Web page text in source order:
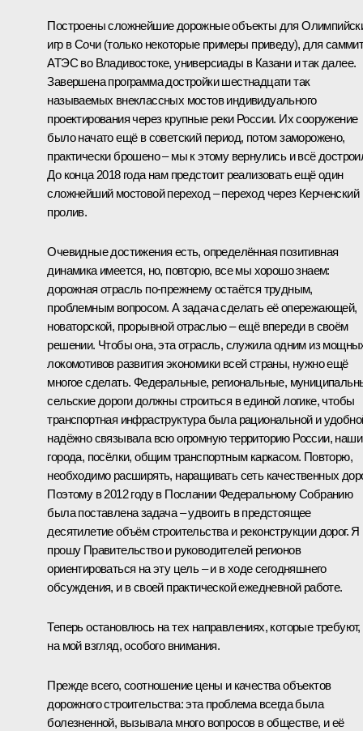
Построены сложнейшие дорожные объекты для
игр в Сочи (только некоторые примеры приведу), для
АТЭС во Владивостоке, универсиады в Казани и так далее.
Завершена программа достройки шестнадцати так
называемых внеклассных мостов индивидуального
проектирования через крупные реки России. Их сооружение
было начато ещё в советский период, потом заморожено,
практически брошено – мы к этому вернулись и всё
До конца 2018 года нам предстоит реализовать ещё один
сложнейший мостовой переход – переход через Керченский
пролив.
Очевидные достижения есть, определённая позитивная
динамика имеется, но, повторю, все мы хорошо знаем:
дорожная отрасль по‑прежнему остаётся трудным,
проблемным вопросом. А задача сделать её опережающей,
новаторской, прорывной отраслью – ещё впереди в своём
решении. Чтобы она, эта отрасль, служила одним из
локомотивов развития экономики всей страны, нужно ещё
многое сделать. Федеральные, региональные,
сельские дороги должны строиться в единой логике, чтобы
транспортная инфраструктура была рациональной и
надёжно связывала всю огромную территорию России, наши
города, посёлки, общим транспортным каркасом. Повторю,
необходимо расширять, наращивать сеть качественных
Поэтому в 2012 году в Послании Федеральному Собранию
была поставлена задача – удвоить в предстоящее
десятилетие объём строительства и реконструкции дорог. Я
прошу Правительство и руководителей регионов
ориентироваться на эту цель – и в ходе сегодняшнего
обсуждения, и в своей практической ежедневной работе.
Теперь остановлюсь на тех направлениях, которые требуют,
на мой взгляд, особого внимания.
Прежде всего, соотношение цены и качества объектов
дорожного строительства: эта проблема всегда была
болезненной, вызывала много вопросов в обществе, и её